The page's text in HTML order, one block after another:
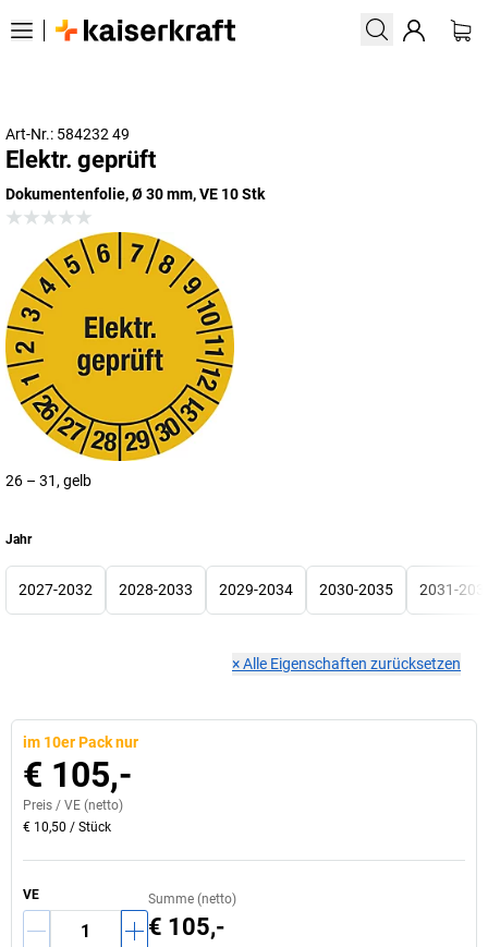
Art-Nr.: 584232 49
Elektr. geprüft
Dokumentenfolie, Ø 30 mm, VE 10 Stk
26 – 31, gelb
Jahr
2027-2032 2028-2033 2029-2034 2030-2035 2031-
×Alle Eigenschaften zurücksetzen
im 10er Pack nur
€ 105,-
Preis / VE (netto)
€ 10,50 / Stück
VE Summe (netto)
€ 105,-